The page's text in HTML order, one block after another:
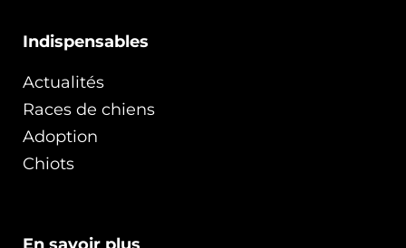
Indispensables
Actualités
Races de chiens
Adoption
Chiots